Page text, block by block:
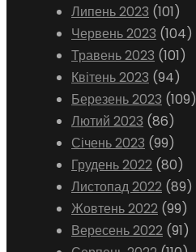
Липень 2023 (101)
Червень 2023 (104)
Травень 2023 (101)
Квітень 2023 (94)
Березень 2023 (109)
Лютий 2023 (86)
Січень 2023 (99)
Грудень 2022 (80)
Листопад 2022 (89)
Жовтень 2022 (99)
Вересень 2022 (91)